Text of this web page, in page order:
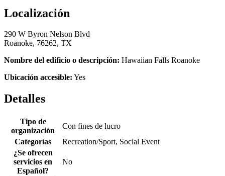
Localización
290 W Byron Nelson Blvd
Roanoke, 76262, TX
Nombre del edificio o descripción: Hawaiian Falls Roanoke
Ubicación accesible: Yes
Detalles
Tipo de
organización
Con fines de lucro
Categorías
Recreation/Sport, Social Event
¿Se ofrecen
servicios en
Español?
No